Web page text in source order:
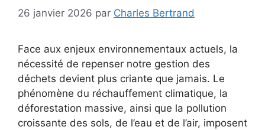
26 janvier 2026 par Charles Bertrand
Face aux enjeux environnementaux actuels, la
nécessité de repenser notre gestion des
déchets devient plus criante que jamais. Le
phénomène du réchauffement climatique, la
déforestation massive, ainsi que la pollution
croissante des sols, de l’eau et de l’air, imposent